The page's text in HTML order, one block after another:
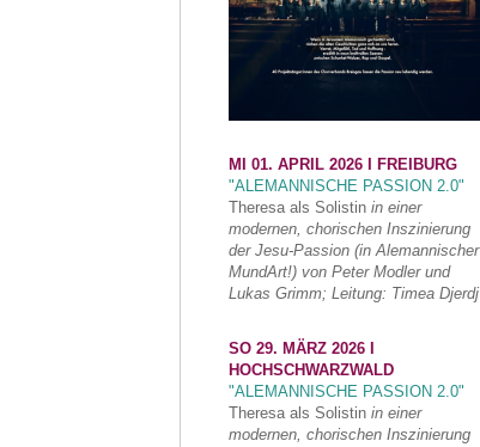
MI 01. APRIL 2026 I FREIBURG
"ALEMANNISCHE PASSION 2.0"
Theresa als Solistin in einer
modernen, chorischen Inszinierung
der Jesu-Passion (in Alemannischer
MundArt!) von Peter Modler und
Lukas Grimm; Leitung: Timea Djerdj
SO 29. MÄRZ 2026 I
HOCHSCHWARZWALD
"ALEMANNISCHE PASSION 2.0"
Theresa als Solistin in einer
modernen, chorischen Inszinierung